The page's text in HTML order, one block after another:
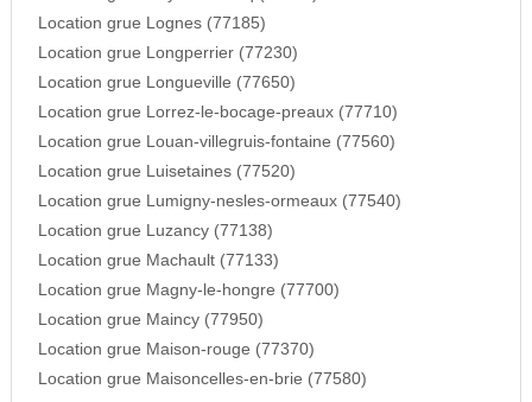
Location grue Lognes (77185)
Location grue Longperrier (77230)
Location grue Longueville (77650)
Location grue Lorrez-le-bocage-preaux (77710)
Location grue Louan-villegruis-fontaine (77560)
Location grue Luisetaines (77520)
Location grue Lumigny-nesles-ormeaux (77540)
Location grue Luzancy (77138)
Location grue Machault (77133)
Location grue Magny-le-hongre (77700)
Location grue Maincy (77950)
Location grue Maison-rouge (77370)
Location grue Maisoncelles-en-brie (77580)